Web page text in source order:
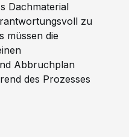
Dachmaterial
zu
müssen die
Abbruchplan
des Prozesses